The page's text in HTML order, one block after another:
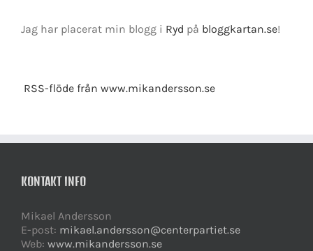
Jag har placerat min blogg i Ryd på bloggkartan.se!
RSS-flöde från www.mikandersson.se
KONTAKT INFO
Mikael Andersson
E-post: mikael.andersson@centerpartiet.se
Web: www.mikandersson.se